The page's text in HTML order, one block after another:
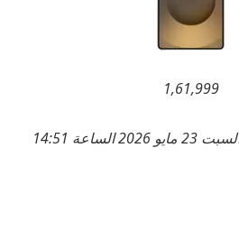
1,61,999
تم نشر القصة لأول مرة: السبت 23 مايو 2026 الساعة 14:51